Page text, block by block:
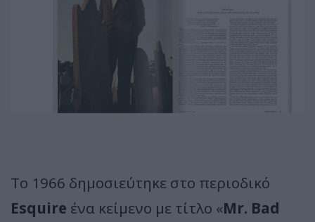
Το 1966 δημοσιεύτηκε στο περιοδικό
Esquire ένα κείμενο με τίτλο «Mr. Bad